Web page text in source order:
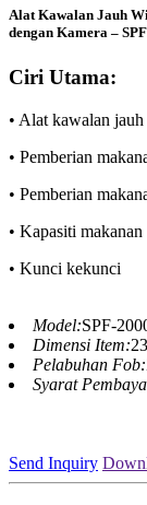
Alat Kawalan Jauh
dengan Kamera –
Ciri Utama:
• Alat kawalan
• Pemberian
• Pemberian
• Kapasiti
• Kunci kekunci
Model:SPF-
Dimensi Item:
Pelabuhan Fob:
Syarat
Send Inquiry